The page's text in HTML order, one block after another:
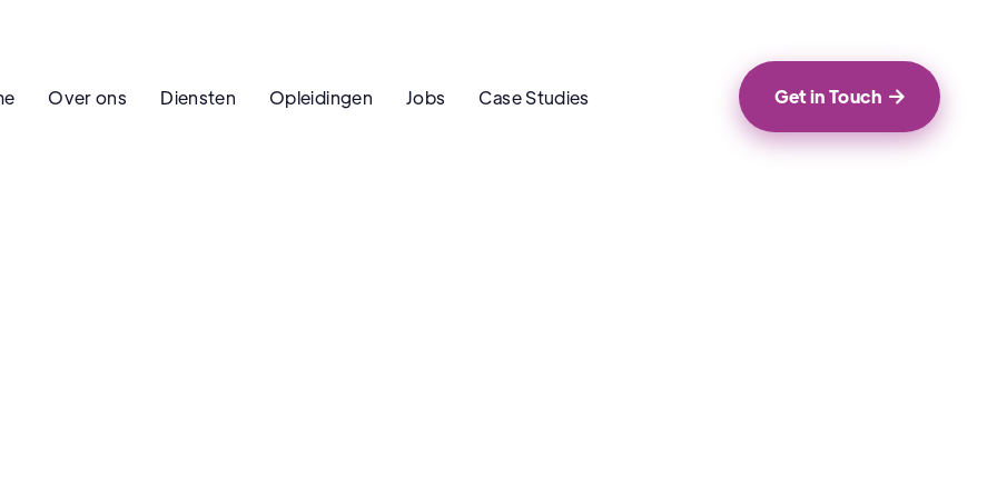
Over ons Diensten Opleidingen Jobs Case Studies Get in Touch 